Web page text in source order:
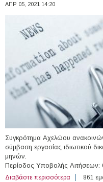
ΑΠΡ 05, 2021 14:20
Συγκρότημα Αχελώου
σύμβαση εργασίας ιδιωτικού
μηνών.
Περίοδος Υποβολής Αιτήσεων:
Διαβάστε περισσότερα για 10
861